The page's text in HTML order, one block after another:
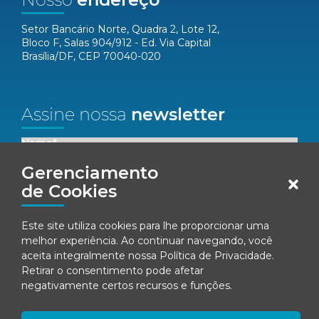
Gerenciamento
de Cookies
Este site utiliza cookies para lhe proporcionar uma
melhor experiência. Ao continuar navegando, você
aceita integralmente nossa Política de Privacidade.
Retirar o consentimento pode afetar
negativamente certos recursos e funções.
Setor Bancário Norte, Quadra 2, Lote 12,
Bloco F, Salas 904/912 - Ed. Via Capital
Brasília/DF, CEP 70040-020
Assine nossa newsletter
Nome*
Email*
Concordo em receber comunicações da Fenacon.
Cadastrar
Ao se inscrever, você concorda com nossa Política de Privacidade